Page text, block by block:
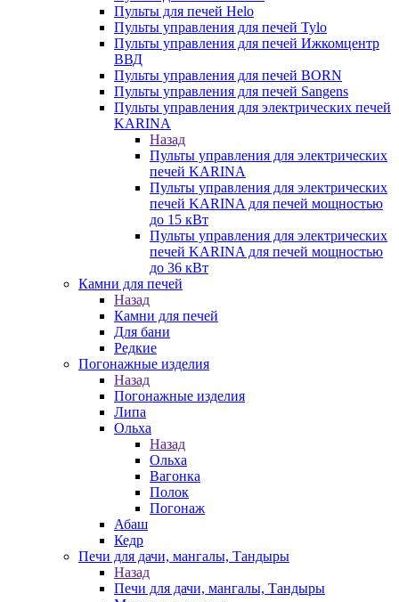
Пульты для печей Helo
Пульты управления для печей Tylo
Пульты управления для печей Ижкомцентр
ВВД
Пульты управления для печей BORN
Пульты управления для печей Sangens
Пульты управления для электрических печей
KARINA
Назад
Пульты управления для электрических
печей KARINA
Пульты управления для электрических
печей KARINA для печей мощностью
до 15 кВт
Пульты управления для электрических
печей KARINA для печей мощностью
до 36 кВт
Камни для печей
Назад
Камни для печей
Для бани
Редкие
Погонажные изделия
Назад
Погонажные изделия
Липа
Ольха
Назад
Ольха
Вагонка
Полок
Погонаж
Абаш
Кедр
Печи для дачи, мангалы, Тандыры
Назад
Печи для дачи, мангалы, Тандыры